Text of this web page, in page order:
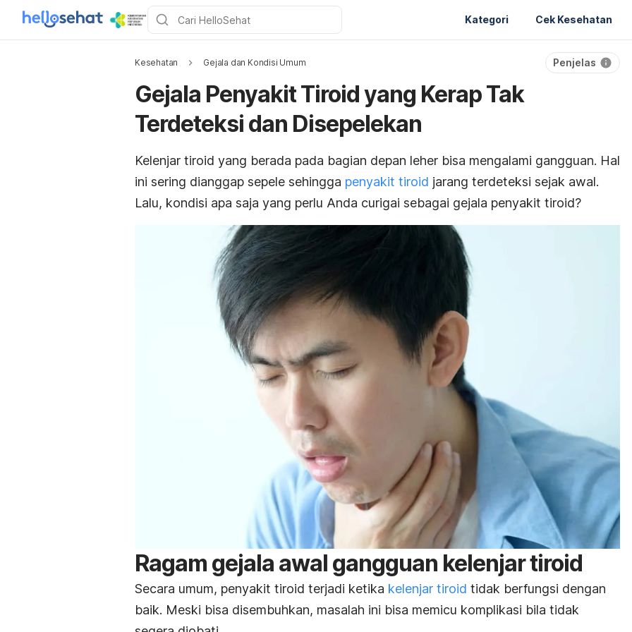
Kategori Cek Kesehatan
Kesehatan Gejala dan Kondisi Umum Penjelas
Gejala Penyakit Tiroid yang Kerap Tak
Terdeteksi dan Disepelekan
Kelenjar tiroid yang berada pada bagian depan leher bisa mengalami gangguan. Hal
ini sering dianggap sepele sehingga penyakit tiroid jarang terdeteksi sejak awal.
Lalu, kondisi apa saja yang perlu Anda curigai sebagai gejala penyakit tiroid?
Ragam gejala awal gangguan kelenjar tiroid
Secara umum, penyakit tiroid terjadi ketika kelenjar tiroid tidak berfungsi dengan
baik. Meski bisa disembuhkan, masalah ini bisa memicu komplikasi bila tidak